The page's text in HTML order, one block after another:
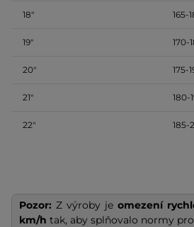
18″ 165-
19″ 170-
20″ 175-
21″ 180-
22″ 185-
Pozor: Z výroby je omezení
km/h tak, aby splňovalo normy